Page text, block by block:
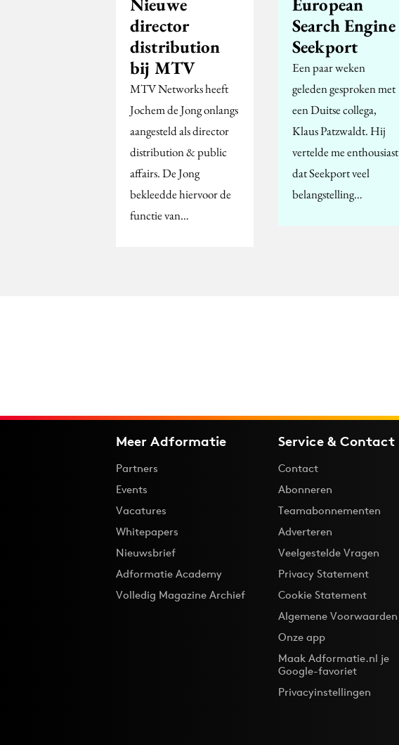
director
distribution
bij MTV
MTV Networks heeft
Jochem de Jong onlangs
aangesteld als director
distribution & public
affairs. De Jong
bekleedde hiervoor de
functie van…
Search Engine
Seekport
Een paar weken
geleden gesproken met
een Duitse collega,
Klaus Patzwaldt. Hij
vertelde me enthousiast
dat Seekport veel
belangstelling…
Meer Adformatie
Partners
Events
Vacatures
Whitepapers
Nieuwsbrief
Adformatie Academy
Volledig Magazine Archief
Service & Contact
Contact
Abonneren
Teamabonnementen
Adverteren
Veelgestelde Vragen
Privacy Statement
Cookie Statement
Algemene Voorwaarden
Onze app
Maak Adformatie.nl je
Google-favoriet
Privacyinstellingen